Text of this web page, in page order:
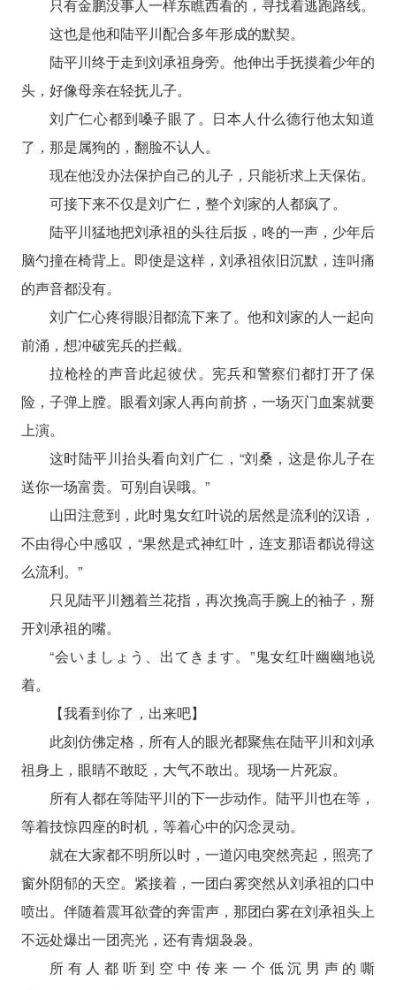
只有金鹏没事人一样东瞧西看的，寻找着逃跑路线。
这也是他和陆平川配合多年形成的默契。
陆平川终于走到刘承祖身旁。他伸出手抚摸着少年的
头，好像母亲在轻抚儿子。
刘广仁心都到嗓子眼了。日本人什么德行他太知道
了，那是属狗的，翻脸不认人。
现在他没办法保护自己的儿子，只能祈求上天保佑。
可接下来不仅是刘广仁，整个刘家的人都疯了。
陆平川猛地把刘承祖的头往后扳，咚的一声，少年后
脑勺撞在椅背上。即使是这样，刘承祖依旧沉默，连叫痛
的声音都没有。
刘广仁心疼得眼泪都流下来了。他和刘家的人一起向
前涌，想冲破宪兵的拦截。
拉枪栓的声音此起彼伏。宪兵和警察们都打开了保
险，子弹上膛。眼看刘家人再向前挤，一场灭门血案就要
上演。
这时陆平川抬头看向刘广仁，“刘桑，这是你儿子在
送你一场富贵。可别自误哦。”
山田注意到，此时鬼女红叶说的居然是流利的汉语，
不由得心中感叹，“果然是式神红叶，连支那语都说得这
么流利。”
只见陆平川翘着兰花指，再次挽高手腕上的袖子，掰
开刘承祖的嘴。
“会いましょう、出てきます。”鬼女红叶幽幽地说
着。
【我看到你了，出来吧】
此刻仿佛定格，所有人的眼光都聚焦在陆平川和刘承
祖身上，眼睛不敢眨，大气不敢出。现场一片死寂。
所有人都在等陆平川的下一步动作。陆平川也在等，
等着技惊四座的时机，等着心中的闪念灵动。
就在大家都不明所以时，一道闪电突然亮起，照亮了
窗外阴郁的天空。紧接着，一团白雾突然从刘承祖的口中
喷出。伴随着震耳欲聋的奔雷声，那团白雾在刘承祖头上
不远处爆出一团亮光，还有青烟袅袅。
所有人都听到空中传来一个低沉男声的嘶